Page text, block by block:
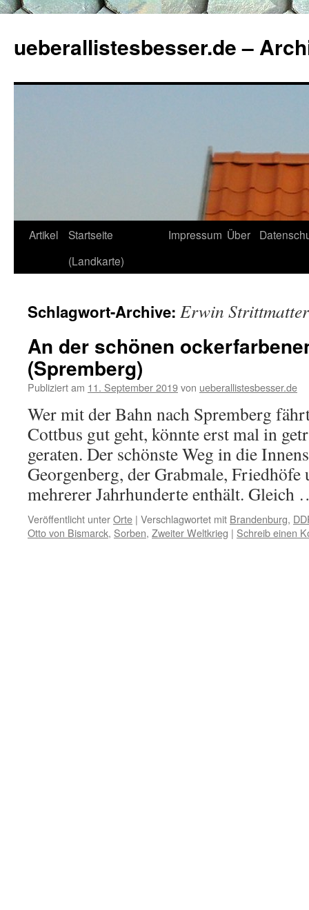
ueberallistesbesser.de –
Zum
Artikel
Startseite
(Landkarte)
Impressum Über
Schlagwort-Archive: Erwin Strittmatter
An der schönen
(Spremberg)
Publiziert am 11. September 2019von ueberallistesbesser.de
Wer mit der Bahn nach Spremberg
Cottbus gut geht, könnte erst mal in
geraten. Der schönste Weg in die
Georgenberg, der Grabmale, Friedhöfe
mehrerer Jahrhunderte enthält.
Veröffentlicht unterOrte | Verschlagwortet mit Brandenburg,
Otto von Bismarck, Sorben, Zweiter Weltkrieg | Schreib einen